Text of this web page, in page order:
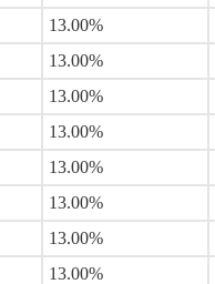
13.00%
13.00%
13.00%
13.00%
13.00%
13.00%
13.00%
13.00%